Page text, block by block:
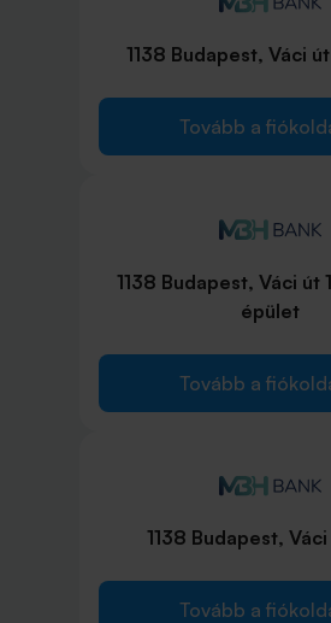
1138 Budapest, Váci
Tovább a
1138 Budapest, Váci út
épület
Tovább a
1138 Budapest,
Tovább a